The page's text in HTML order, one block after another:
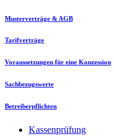
Musterverträge & AGB
Tarifverträge
Voraussetzungen für eine Konzession
Sachbezugswerte
Betreiberpflichten
Kassenprüfung